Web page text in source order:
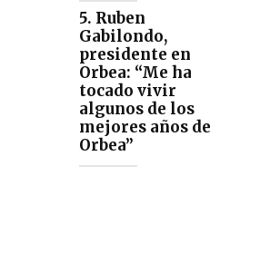
5. Ruben
Gabilondo,
presidente en
Orbea: “Me ha
tocado vivir
algunos de los
mejores años de
Orbea”